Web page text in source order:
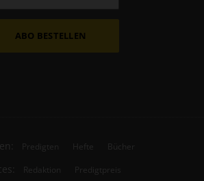
ABO BESTELLEN
Predigten Hefte Bücher
Redaktion
Predigtpreis